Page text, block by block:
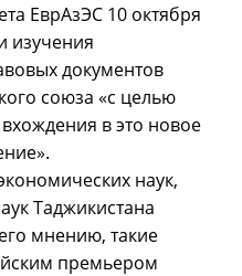
ЕврАзЭС 10 октября
изучения
документов
союза «с целью
в это новое
наук,
Таджикистана
мнению, такие
премьером